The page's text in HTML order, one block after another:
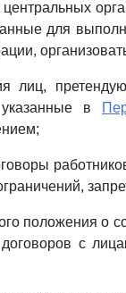
для
лиц,
в
положения о
с